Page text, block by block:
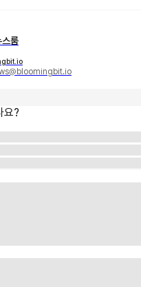
스룸
요?